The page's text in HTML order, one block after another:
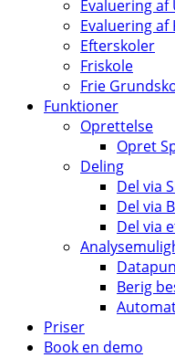
Evaluering
Evaluering af
Efterskoler
Friskole
Frie
Funktioner
Oprettelse
Opret
Deling
Del via
Del via
Del via
Berig
Priser
Book en demo